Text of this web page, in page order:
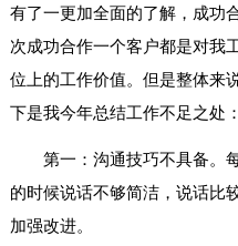
有了一更加全面的了解，成功
次成功合作一个客户都是对我
位上的工作价值。但是整体来
下是我今年总结工作不足之处：
第一：沟通技巧不具备。
的时候说话不够简洁，说话比
加强改进。